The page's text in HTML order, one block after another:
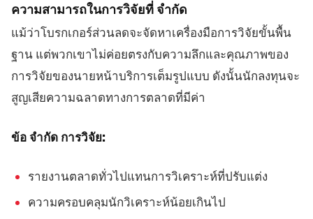
ความสามารถในการวิจัยที่ จำกัด
แม้ว่าโบรกเกอร์ส่วนลดจะจัดหาเครื่องมือการวิจัยขั้นพื้น
ฐาน แต่พวกเขาไม่ค่อยตรงกับความลึกและคุณภาพของ
การวิจัยของนายหน้าบริการเต็มรูปแบบ ดังนั้นนักลงทุนจะ
สูญเสียความฉลาดทางการตลาดที่มีค่า
ข้อ จำกัด การวิจัย:
รายงานตลาดทั่วไปแทนการวิเคราะห์ที่ปรับแต่ง
ความครอบคลุมนักวิเคราะห์น้อยเกินไป